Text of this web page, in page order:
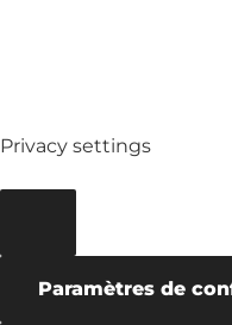
Privacy settings
Paramètres de